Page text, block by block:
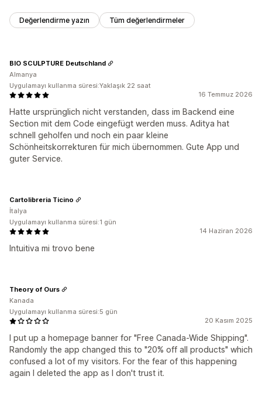
Değerlendirme yazın Tüm değerlendirmeler
16 Temmuz 2026
Hatte ursprünglich nicht verstanden, dass im Backend eine
Section mit dem Code eingefügt werden muss. Aditya hat
schnell geholfen und noch ein paar kleine
Schönheitskorrekturen für mich übernommen. Gute App und
guter Service.
BIO SCULPTURE Deutschland
Almanya
Uygulamayı kullanma süresi:Yaklaşık 22 saat
14 Haziran 2026
Intuitiva mi trovo bene
Cartolibreria Ticino
İtalya
Uygulamayı kullanma süresi:1 gün
20 Kasım 2025
I put up a homepage banner for "Free Canada-Wide Shipping".
Randomly the app changed this to "20% off all products" which
confused a lot of my visitors. For the fear of this happening
again I deleted the app as I don't trust it.
Theory of Ours
Kanada
Uygulamayı kullanma süresi:5 gün